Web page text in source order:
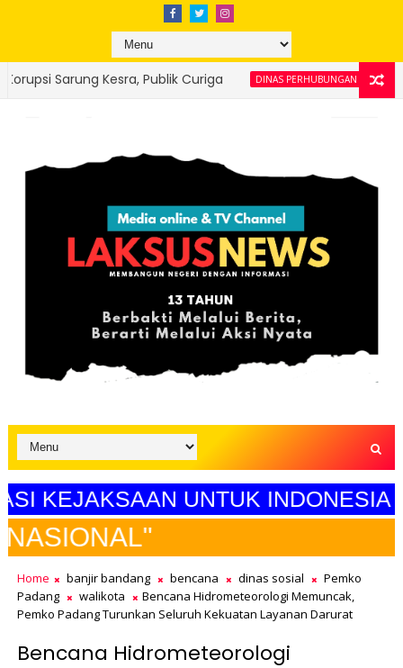
DINAS PERHUBUNGAN Sambut HJK Padang Ke-357,
UNTUK INDONESIA MAJU"
Home banjir bandang bencana dinas sosial
Pemko
Padang
walikota
Bencana Hidrometeorologi Memuncak,
Pemko Padang Turunkan Seluruh Kekuatan Layanan Darurat
Bencana Hidrometeorologi